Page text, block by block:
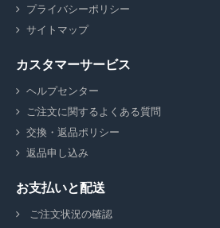
プライバシーポリシー
サイトマップ
カスタマーサービス
ヘルプセンター
ご注文に関するよくある質問
交換・返品ポリシー
返品申し込み
お支払いと配送
ご注文状況の確認